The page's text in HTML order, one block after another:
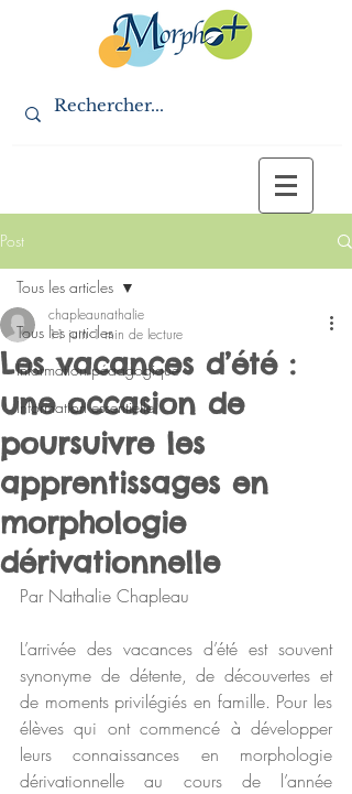
Post
Tous les articles
Information pédagogique
Information essentielle
Tous les articles
Les vacances d’été :
une occasion de
poursuivre les
apprentissages en
morphologie
dérivationnelle
chapleaunathalie
11 juin 1 min de lecture
Par Nathalie Chapleau
L’arrivée des vacances d’été est souvent
synonyme de détente, de découvertes et
de moments privilégiés en famille. Pour les
élèves qui ont commencé à développer
leurs connaissances en morphologie
dérivationnelle au cours de l’année